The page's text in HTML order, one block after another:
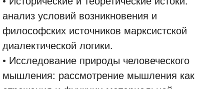
анализ условий возникновения и
философских источников марксистской
диалектической логики.
• Исследование природы человеческого
мышления: рассмотрение мышления как